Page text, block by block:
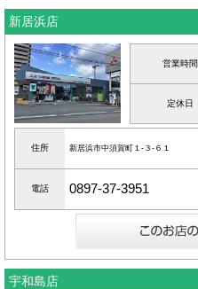
新居浜店
営業時間
定休日
住所 新居浜市中須賀町１‐３‐６１
電話 0897-37-3951
宇和島店